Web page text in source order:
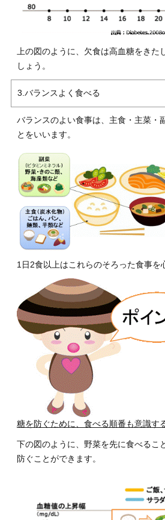
上の図のように、欠食は高血糖をきた
しょう。
3.バランスよく食べる
バランスのよい食事は、主食・主菜・
とをいいます。
1日2食以上はこれらのそろった食事を
糖を防ぐために、食べる順番も意識す
下の図のように、野菜を先に食べるこ
防ぐことができます。